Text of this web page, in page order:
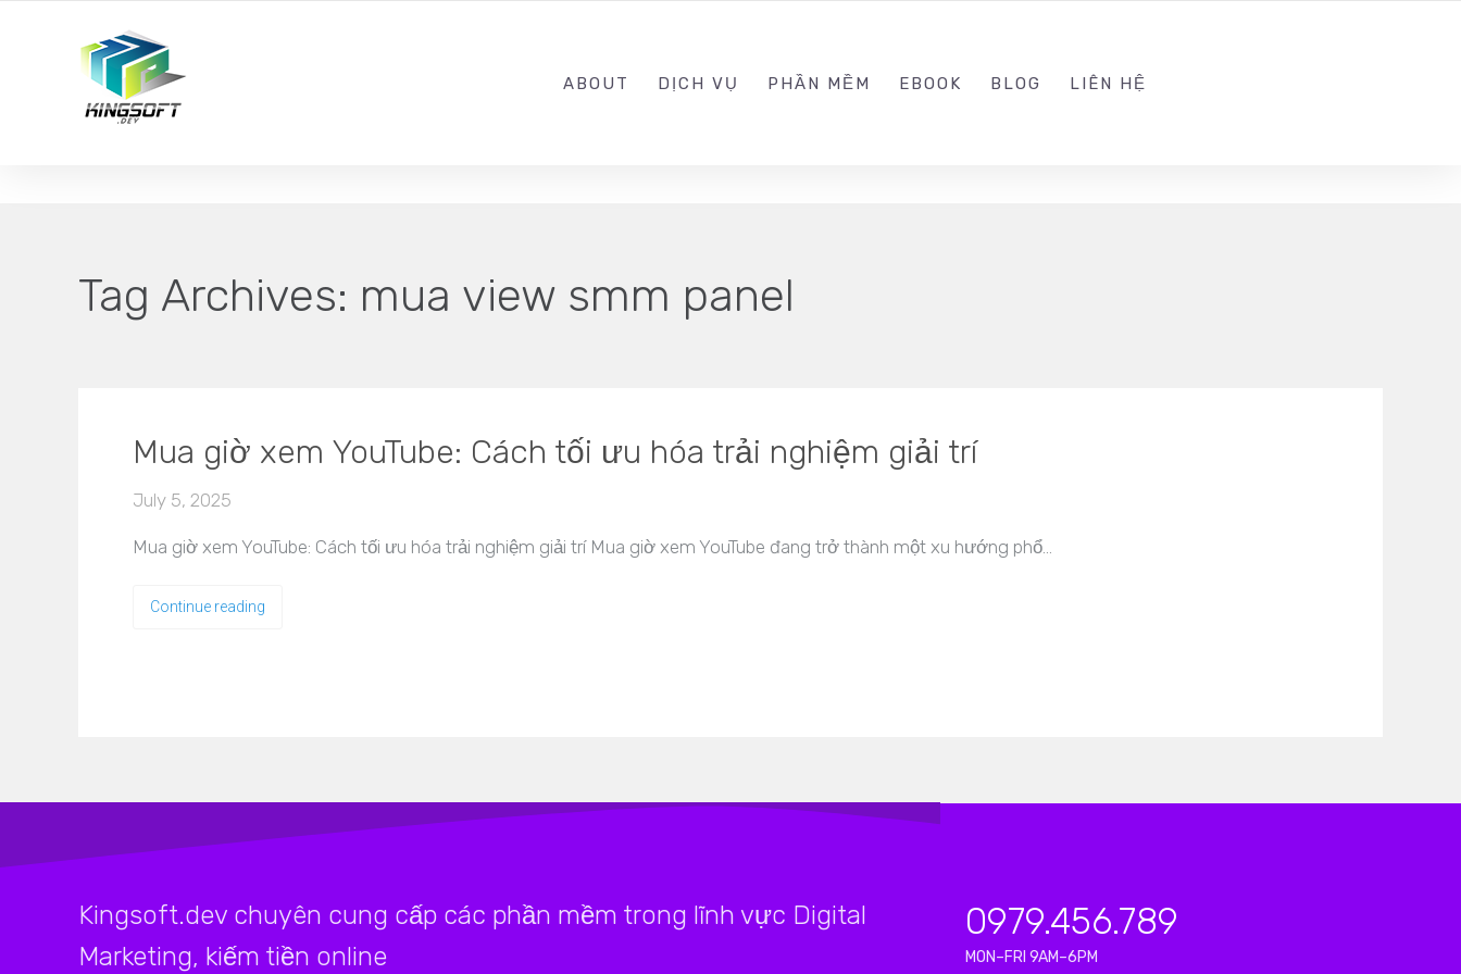
ABOUT DỊCH VỤ PHẦN MỀM EBOOK BLOG LIÊN HỆ
Tag Archives: mua view smm panel
Mua giờ xem YouTube: Cách tối ưu hóa trải nghiệm giải trí
July 5, 2025
Mua giờ xem YouTube: Cách tối ưu hóa trải nghiệm giải trí Mua giờ xem YouTube đang trở thành một xu hướng phổ…
Continue reading
Kingsoft.dev chuyên cung cấp các phần mềm trong lĩnh vực Digital
Marketing, kiếm tiền online
0979.456.789
MON–FRI 9AM–6PM